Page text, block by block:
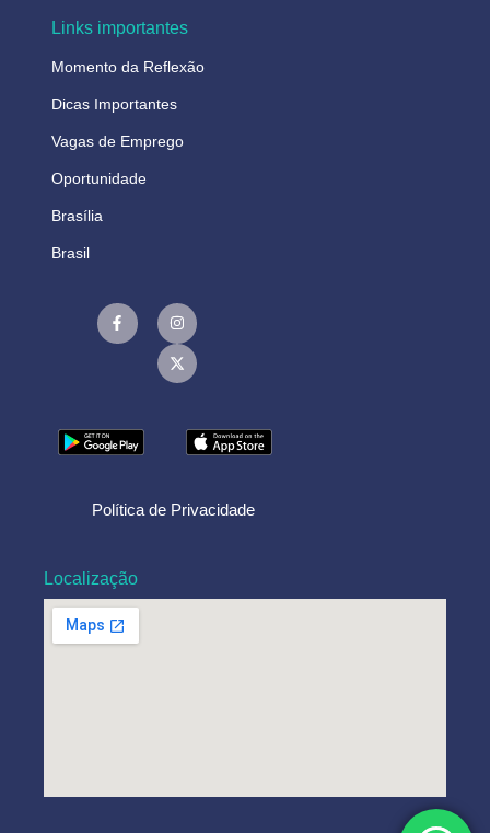
Links importantes
Momento da Reflexão
Dicas Importantes
Vagas de Emprego
Oportunidade
Brasília
Brasil
Política de Privacidade
Localização